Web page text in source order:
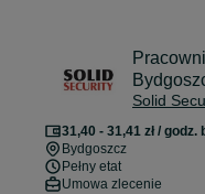
Solid
31,40 - 31,41 zł / godz.
Bydgoszcz
Pełny etat
Umowa zlecenie